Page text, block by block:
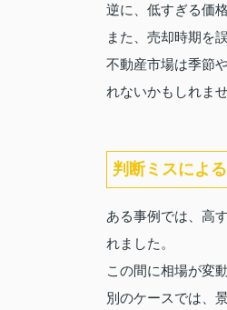
逆に、低すぎる価
また、売却時期を
不動産市場は季節
れないかもしれませ
判断ミスによ
ある事例では、高
れました。
この間に相場が変
別のケースでは、